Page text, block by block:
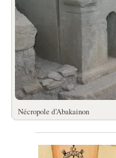
Nécropole d’Abakainon